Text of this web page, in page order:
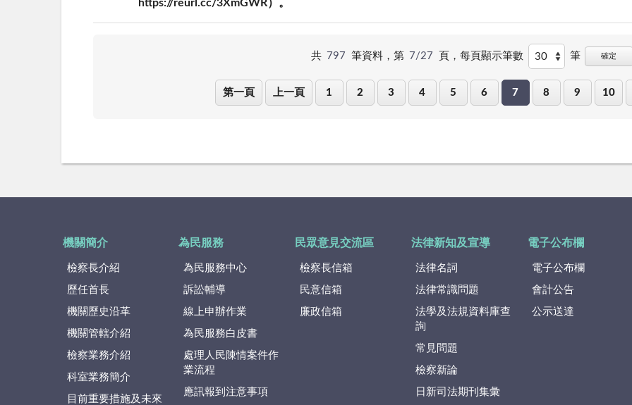
https://reurl.cc/3XmGWR）。
共 797 筆資料，第 7/27 頁， 每頁顯示筆數 筆 確定
第一頁 上一頁 1 2 3 4 5 6 7 8 9 10
機關簡介
檢察長介紹
歷任首長
機關歷史沿革
機關管轄介紹
檢察業務介紹
科室業務簡介
目前重要措施及未來
為民服務
為民服務中心
訴訟輔導
線上申辦作業
為民服務白皮書
處理人民陳情案件作
業流程
應訊報到注意事項
民眾意見交流區
檢察長信箱
民意信箱
廉政信箱
法律新知及宣導
法律名詞
法律常識問題
法學及法規資料庫查
詢
常見問題
檢察新論
日新司法期刊集彙
電子公布欄
電子公布欄
會計公告
公示送達